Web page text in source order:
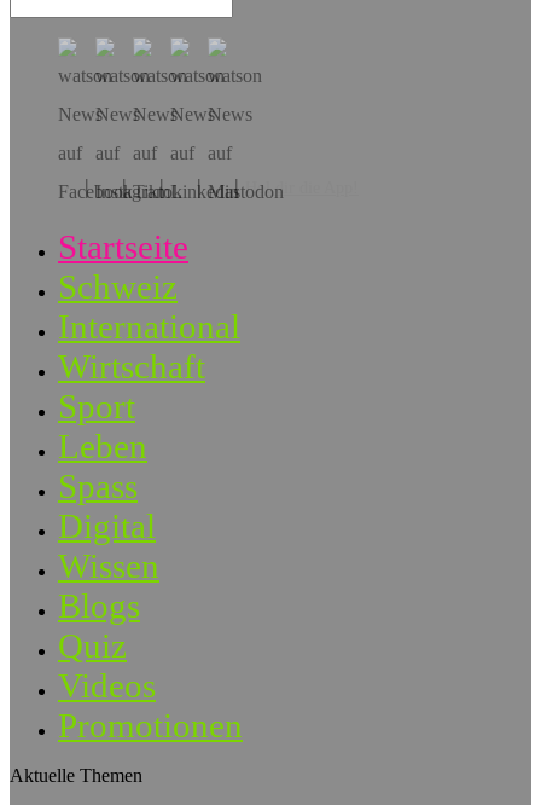
Hol dir die App!
Startseite
Schweiz
International
Wirtschaft
Sport
Leben
Spass
Digital
Wissen
Blogs
Quiz
Videos
Promotionen
Aktuelle Themen